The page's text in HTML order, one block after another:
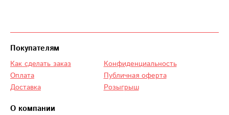
Покупателям
Как сделать заказ
Оплата
Доставка
Конфиденциальность
Публичная оферта
Розыгрыш
О компании